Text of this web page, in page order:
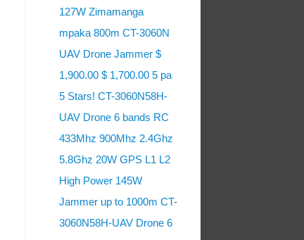
127W Zimamanga
mpaka 800m CT-3060N
UAV Drone Jammer $
1,900.00 $ 1,700.00 5 pa
5 Stars! CT-3060N58H-
UAV Drone 6 bands RC
433Mhz 900Mhz 2.4Ghz
5.8Ghz 20W GPS L1 L2
High Power 145W
Jammer up to 1000m CT-
3060N58H-UAV Drone 6